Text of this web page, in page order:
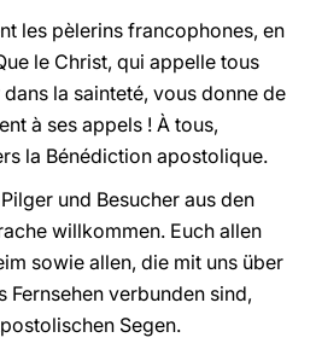
les pèlerins francophones, en
le Christ, qui appelle tous
la sainteté, vous donne de
à ses appels ! À tous,
la Bénédiction apostolique.
und Besucher aus den
willkommen. Euch allen
sowie allen, die mit uns über
Fernsehen verbunden sind,
Segen.